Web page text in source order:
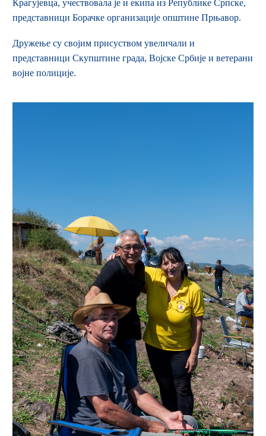
Крагујевца, учествовала је и екипа из Републике Српске,
представници Борачке организације општине Прњавор.
Дружење су својим присуством увеличали и
представници Скупштине града, Војске Србије и ветерани
војне полиције.